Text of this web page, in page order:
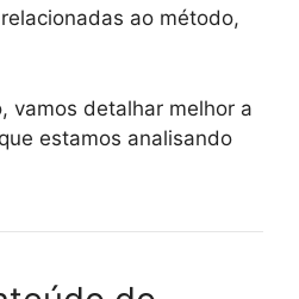
ao método,
vamos detalhar melhor a
estamos analisando